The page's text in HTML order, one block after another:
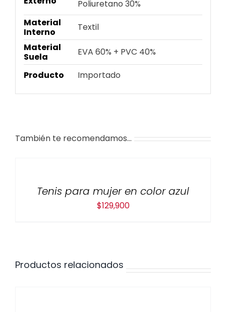
Poliuretano 30%
Material
Interno
Textil
Material
Suela
EVA 60% + PVC 40%
Producto
Importado
También te recomendamos…
Tenis para mujer en color azul
$129,900
Productos relacionados